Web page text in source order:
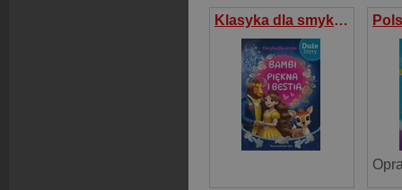
Klasyka dla smyka. Bambi Piękna i bestia